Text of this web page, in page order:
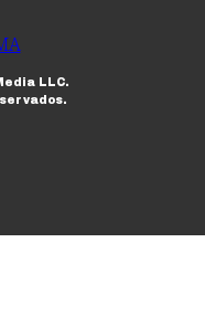
LLC.